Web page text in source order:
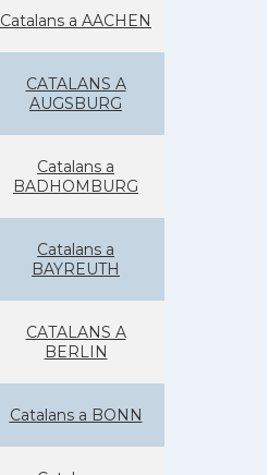
Catalans a AACHEN
CATALANS A
AUGSBURG
Catalans a
BADHOMBURG
Catalans a
BAYREUTH
CATALANS A
BERLIN
Catalans a BONN